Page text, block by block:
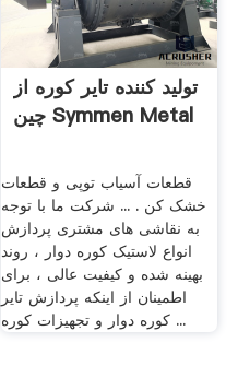
تولید کننده تایر کوره از
چین Symmen Metal
قطعات آسیاب توپی و قطعات
خشک کن . ... شرکت ما با توجه
به نقاشی های مشتری پردازش
انواع لاستیک کوره دوار ، روند
بهینه شده و کیفیت عالی ، برای
اطمینان از اینکه پردازش تایر
کوره دوار و تجهیزات کوره ...